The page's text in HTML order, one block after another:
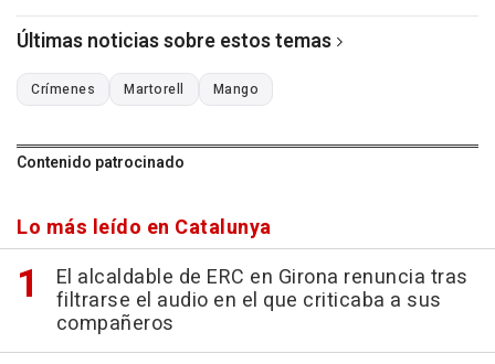
Últimas noticias sobre estos temas
Crímenes Martorell Mango
Contenido patrocinado
Lo más leído en Catalunya
El alcaldable de ERC en Girona renuncia tras
filtrarse el audio en el que criticaba a sus
compañeros